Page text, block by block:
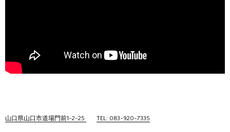
山口県山口市道場門前1-2-25 TEL: 083-920-7335